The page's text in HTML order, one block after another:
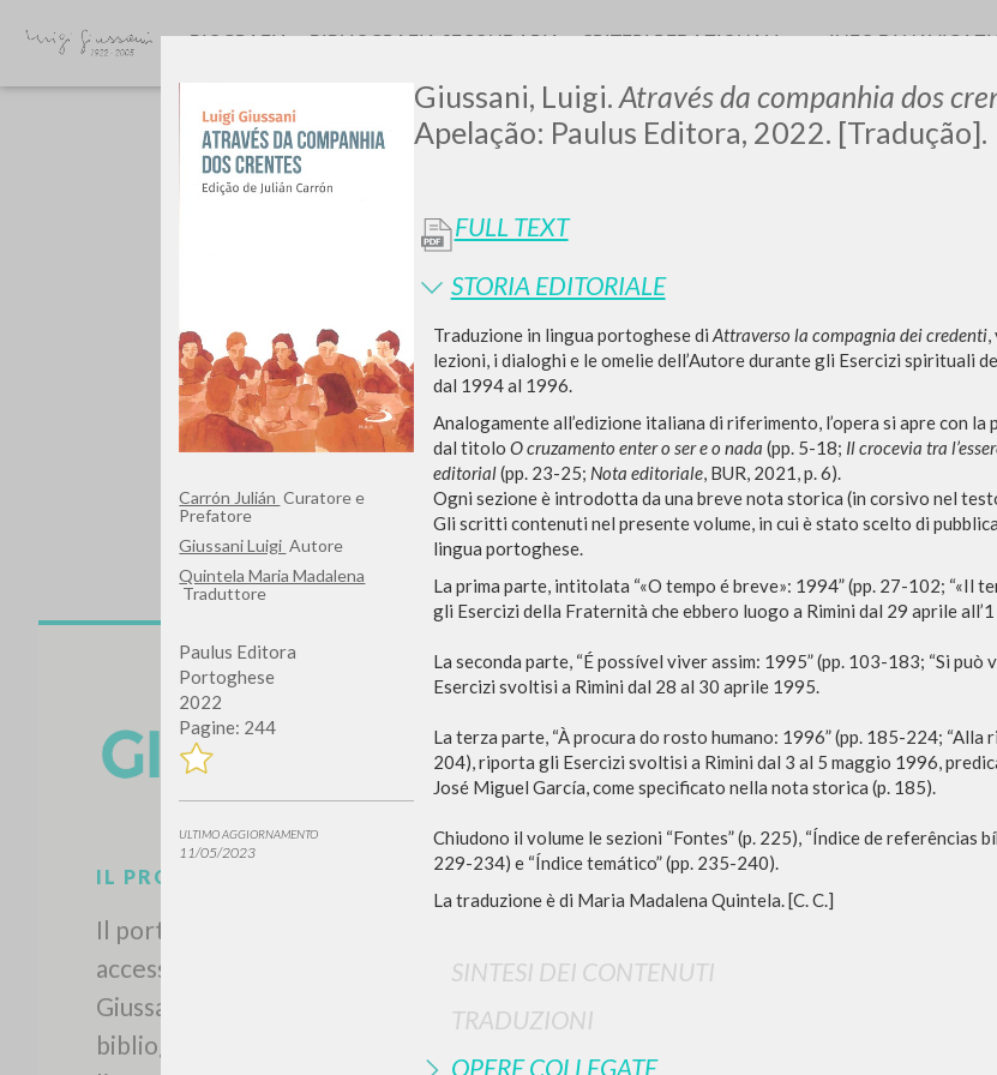
Carrón Julián Curatore e
Prefatore
Giussani Luigi Autore
Quintela Maria Madalena
Traduttore
Paulus Editora
Portoghese
2022
Pagine: 244
ULTIMO AGGIORNAMENTO
11/05/2023
Giussani, Luigi. Através da companhia dos
Apelação: Paulus Editora, 2022. [Tradução].
FULL TEXT
STORIA EDITORIALE
Traduzione in lingua portoghese di Attraverso la compagnia dei credenti,
lezioni, i dialoghi e le omelie dell’Autore durante gli Esercizi spirituali
dal 1994 al 1996.
Analogamente all’edizione italiana di riferimento, l’opera si apre con
dal titolo O cruzamento enter o ser e o nada (pp. 5-18; Il crocevia tra
editorial(pp. 23-25; Nota editoriale, BUR, 2021, p. 6).
Ogni sezione è introdotta da una breve nota storica (in corsivo nel
Gli scritti contenuti nel presente volume, in cui è stato scelto di
lingua portoghese.
La prima parte, intitolata “«O tempo é breve»: 1994” (pp. 27-102; “«Il
gli Esercizi della Fraternità che ebbero luogo a Rimini dal 29 aprile
La seconda parte, “É possível viver assim: 1995” (pp. 103-183; “Si
Esercizi svoltisi a Rimini dal 28 al 30 aprile 1995.
La terza parte, “À procura do rosto humano: 1996” (pp. 185-224; “Alla
204), riporta gli Esercizi svoltisi a Rimini dal 3 al 5 maggio 1996,
José Miguel García, come specificato nella nota storica (p. 185).
Chiudono il volume le sezioni “Fontes” (p. 225), “Índice de referências
229-234) e “Índice temático” (pp. 235-240).
La traduzione è di Maria Madalena Quintela. [C. C.]
SINTESI DEI CONTENUTI
TRADUZIONI
OPERE COLLEGATE
BIOGRAFIA BIBLIOGRAFIA SECONDARIA CRITERI REDAZIONALI INFO DI
Vuoi risultati ancora più precisi? Utilizza la
0DOCUMENTI TROVATI
Visualizza dettagli per tipologia
TIPOLOGIA OPERA LINGUA AUTORE ANNO
RISULTATI SUCCESSIVI
IL PROGETTO
Il portale raccoglie e rende